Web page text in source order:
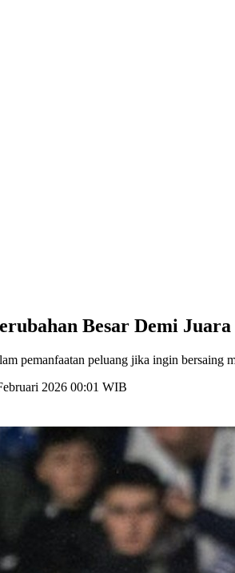
Besar Demi
pemanfaatan peluang jika ingin bersaing
2026 00:01 WIB